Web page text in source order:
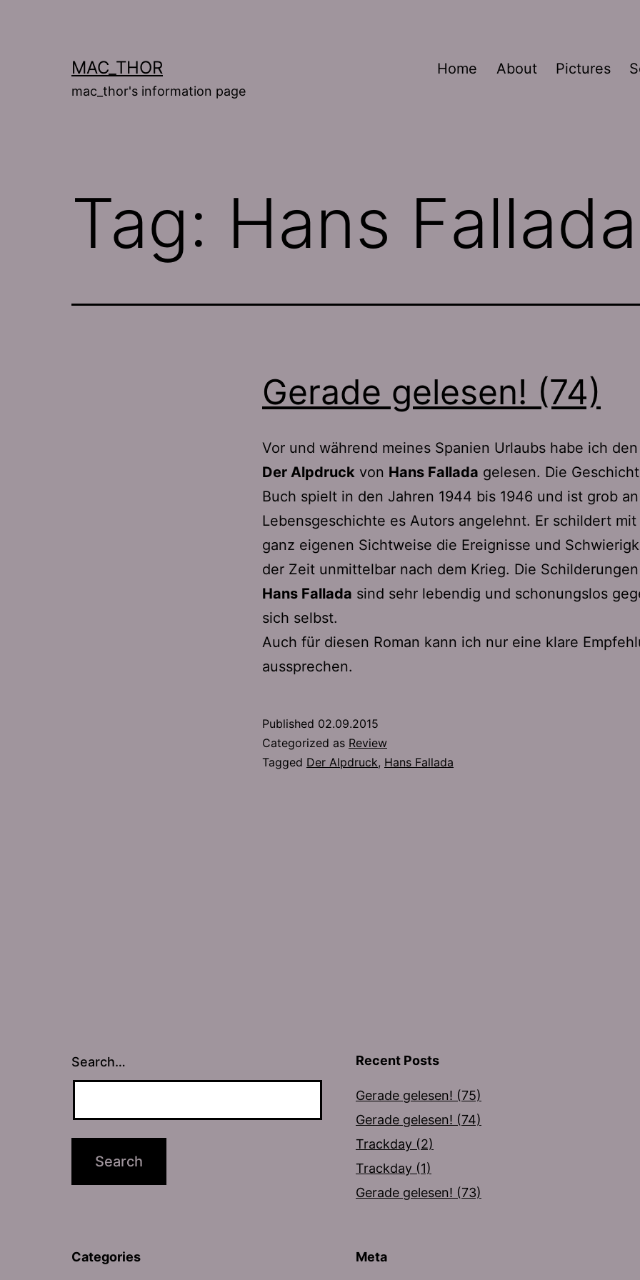
MAC_THOR
mac_thor's information page
Home About Pictures
Tag: Hans Fallada
Gerade gelesen! (74)
Vor und während meines Spanien Urlaubs habe ich den
Der Alpdruck von Hans Fallada gelesen. Die
Buch spielt in den Jahren 1944 bis 1946 und ist grob
Lebensgeschichte es Autors angelehnt. Er schildert
ganz eigenen Sichtweise die Ereignisse und
der Zeit unmittelbar nach dem Krieg. Die
Hans Fallada sind sehr lebendig und schonungslos
sich selbst.
Auch für diesen Roman kann ich nur eine klare
aussprechen.
Published 02.09.2015
Categorized as Review
Tagged Der Alpdruck, Hans Fallada
Search… Recent Posts
Gerade gelesen! (75)
Gerade gelesen! (74)
Trackday (2)
Trackday (1)
Gerade gelesen! (73)
Categories Meta